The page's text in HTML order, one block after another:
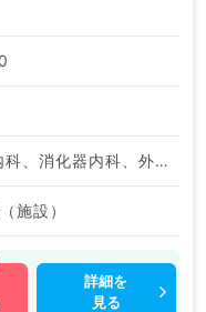
一般内科、循環器内科、消化器内科、外科系全般、一般外科、消化器外科
施設）
詳細を
見る